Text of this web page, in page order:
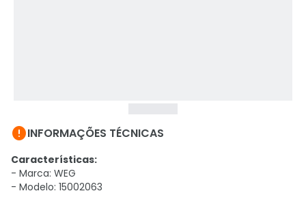
INFORMAÇÕES TÉCNICAS
Características:
- Marca: WEG
- Modelo: 15002063